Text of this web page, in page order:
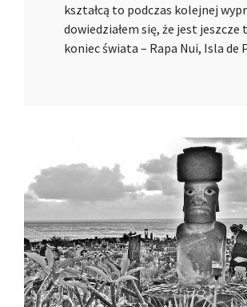
kształcą to podczas kolejnej
dowiedziałem się, że jest jeszcze
koniec świata – Rapa Nui, Isla de